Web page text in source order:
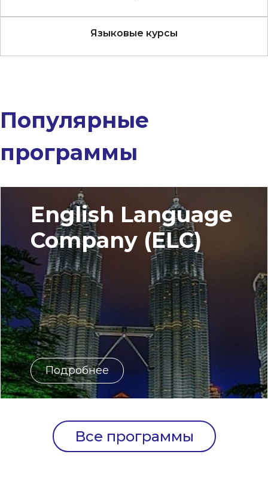
Языковые курсы
Популярные
программы
English Language
Company (ELC)
Подробнее
Все программы